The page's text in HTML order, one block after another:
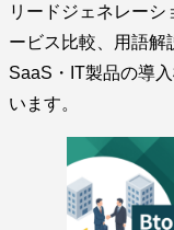
リードジェネレー
ービス比較、用語解
SaaS・IT製品の導
います。